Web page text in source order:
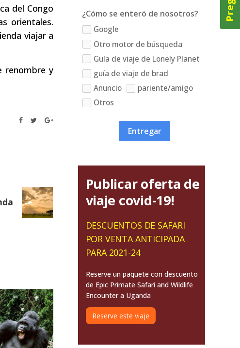
del Congo
orientales.
viajar a
renombre y
¿Cómo se enteró de nosotros?
Google
Otro motor de búsqueda
Guía de viaje de Lonely Planet
guía de viaje de brad
Anuncio
pariente/amigo
Otros
Entregar
Publicar oferta de
viaje covid-19!
DESCUENTOS DE SAFARI
POR VENTA ANTICIPADA
PARA 2021-24
Reserve un paquete con descuento
de Epic Primate Safari and Wildlife
Encounter a Uganda
Reserve este viaje